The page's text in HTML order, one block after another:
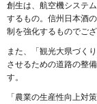
創生は、航空機システ
するもの。信州日本酒
制を強化するものでござ
また、「観光大県づく
させるための道路の整
す。
「農業の生産性向上対